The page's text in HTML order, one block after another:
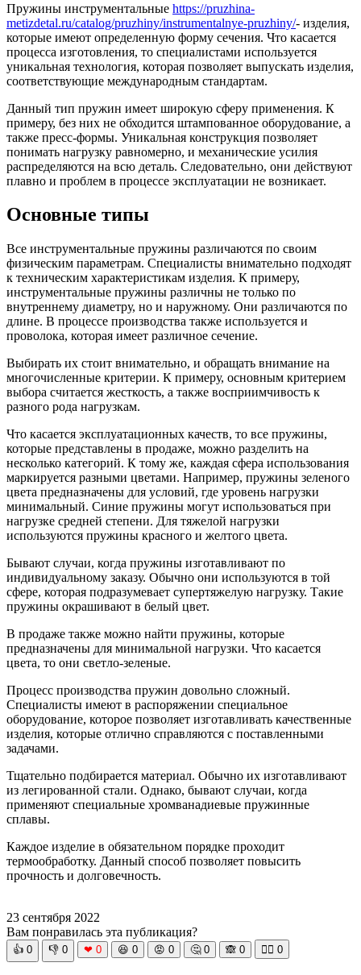
Пружины инструментальные https://pruzhina-
metizdetal.ru/catalog/pruzhiny/instrumentalnye-pruzhiny/- изделия,
которые имеют определенную форму сечения. Что касается
процесса изготовления, то специалистами используется
уникальная технология, которая позволяет выпускать изделия,
соответствующие международным стандартам.
Данный тип пружин имеет широкую сферу применения. К
примеру, без них не обходится штампованное оборудование, а
также пресс-формы. Уникальная конструкция позволяет
понимать нагрузку равномерно, и механические усилия
распределяются на всю деталь. Следовательно, они действуют
плавно и проблем в процессе эксплуатации не возникает.
Основные типы
Все инструментальные пружины различаются по своим
физическим параметрам. Специалисты внимательно подходят
к техническим характеристикам изделия. К примеру,
инструментальные пружины различны не только по
внутреннему диаметру, но и наружному. Они различаются по
длине. В процессе производства также используется и
проволока, которая имеет различное сечение.
Выбирать их стоит внимательно, и обращать внимание на
многочисленные критерии. К примеру, основным критерием
выбора считается жесткость, а также восприимчивость к
разного рода нагрузкам.
Что касается эксплуатационных качеств, то все пружины,
которые представлены в продаже, можно разделить на
несколько категорий. К тому же, каждая сфера использования
маркируется разными цветами. Например, пружины зеленого
цвета предназначены для условий, где уровень нагрузки
минимальный. Синие пружины могут использоваться при
нагрузке средней степени. Для тяжелой нагрузки
используются пружины красного и желтого цвета.
Бывают случаи, когда пружины изготавливают по
индивидуальному заказу. Обычно они используются в той
сфере, которая подразумевает супертяжелую нагрузку. Такие
пружины окрашивают в белый цвет.
В продаже также можно найти пружины, которые
предназначены для минимальной нагрузки. Что касается
цвета, то они светло-зеленые.
Процесс производства пружин довольно сложный.
Специалисты имеют в распоряжении специальное
оборудование, которое позволяет изготавливать качественные
изделия, которые отлично справляются с поставленными
задачами.
Тщательно подбирается материал. Обычно их изготавливают
из легированной стали. Однако, бывают случаи, когда
применяют специальные хромванадиевые пружинные
сплавы.
Каждое изделие в обязательном порядке проходит
термообработку. Данный способ позволяет повысить
прочность и долговечность.
23 сентября 2022
Вам понравилась эта публикация?
👍 0 👎 0 ❤ 0 😆 0 😡 0 🤔 0 🙈 0 🧘‍♀️ 0